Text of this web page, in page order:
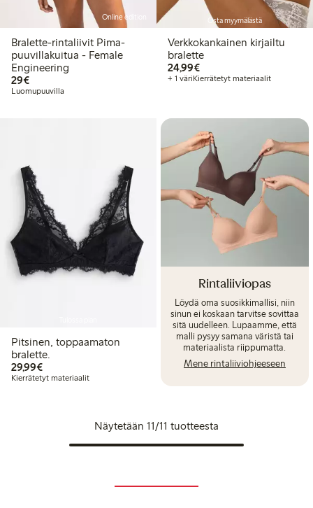
Online edition
Bralette-rintaliivit Pima-
puuvillakuitua - Female
Engineering
29€29,00 €
Luomupuuvilla
Osta myymälästä
Verkkokankainen kirjailtu
bralette
24,99€24,99 €
+ 1 väriKierrätetyt materiaalit
Pitsinen, toppaamaton
bralette.
29,99€29,99 €
Kierrätetyt materiaalit
Rintaliiviopas
Löydä oma suosikkimallisi, niin
sinun ei koskaan tarvitse sovittaa
sitä uudelleen. Lupaamme, että
malli pysyy samana väristä tai
materiaalista riippumatta.
Mene rintaliiviohjeeseen
Näytetään 11/11 tuotteesta